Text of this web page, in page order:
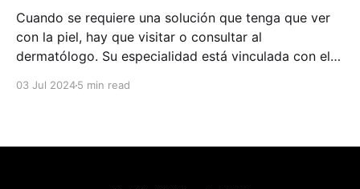
Cuando se requiere una solución que tenga que ver
con la piel, hay que visitar o consultar al
dermatólogo. Su especialidad está vinculada con el
03 Jul 20245 min read